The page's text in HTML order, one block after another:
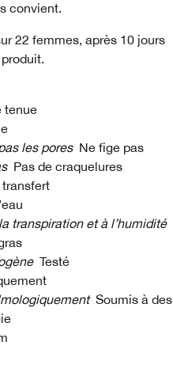
convient.
22 femmes, après 10 jours
tenue
les pores Ne fige pas
Pas de craquelures
transpiration et à l’humidité
Testé
Soumis à des